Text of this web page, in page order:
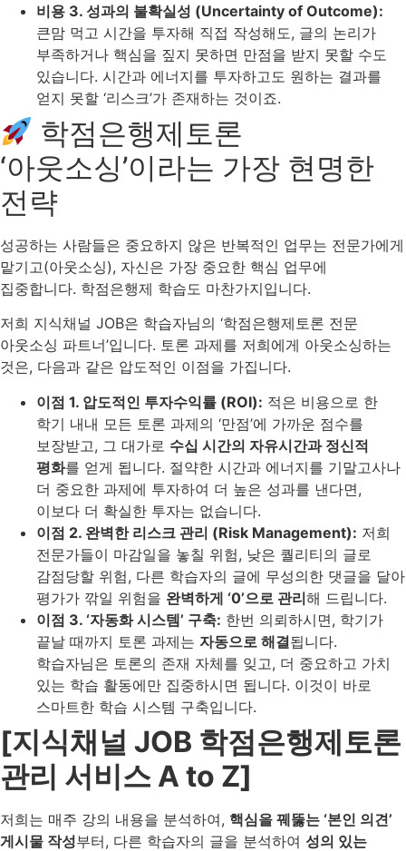
비용 3. 성과의 불확실성 (Uncertainty of Outcome):
큰맘 먹고 시간을 투자해 직접 작성해도, 글의 논리가
부족하거나 핵심을 짚지 못하면 만점을 받지 못할 수도
있습니다. 시간과 에너지를 투자하고도 원하는 결과를
얻지 못할 ‘리스크’가 존재하는 것이죠.
학점은행제토론
‘아웃소싱’이라는 가장 현명한
전략
성공하는 사람들은 중요하지 않은 반복적인 업무는 전문가에게
맡기고(아웃소싱), 자신은 가장 중요한 핵심 업무에
집중합니다. 학점은행제 학습도 마찬가지입니다.
저희 지식채널 JOB은 학습자님의 ‘학점은행제토론 전문
아웃소싱 파트너’입니다. 토론 과제를 저희에게 아웃소싱하는
것은, 다음과 같은 압도적인 이점을 가집니다.
이점 1. 압도적인 투자수익률 (ROI): 적은 비용으로 한
학기 내내 모든 토론 과제의 ‘만점’에 가까운 점수를
보장받고, 그 대가로 수십 시간의 자유시간과 정신적
평화를 얻게 됩니다. 절약한 시간과 에너지를 기말고사나
더 중요한 과제에 투자하여 더 높은 성과를 낸다면,
이보다 더 확실한 투자는 없습니다.
이점 2. 완벽한 리스크 관리 (Risk Management): 저희
전문가들이 마감일을 놓칠 위험, 낮은 퀄리티의 글로
감점당할 위험, 다른 학습자의 글에 무성의한 댓글을 달아
평가가 깎일 위험을 완벽하게 ‘0’으로 관리해 드립니다.
이점 3. ‘자동화 시스템’ 구축: 한번 의뢰하시면, 학기가
끝날 때까지 토론 과제는 자동으로 해결됩니다.
학습자님은 토론의 존재 자체를 잊고, 더 중요하고 가치
있는 학습 활동에만 집중하시면 됩니다. 이것이 바로
스마트한 학습 시스템 구축입니다.
[지식채널 JOB 학점은행제토론
관리 서비스 A to Z]
저희는 매주 강의 내용을 분석하여, 핵심을 꿰뚫는 ‘본인 의견’
게시물 작성부터, 다른 학습자의 글을 분석하여 성의 있는